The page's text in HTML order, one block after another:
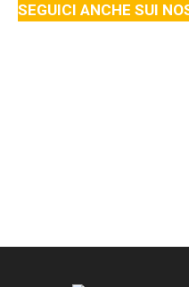
SEGUICI ANCHE SUI